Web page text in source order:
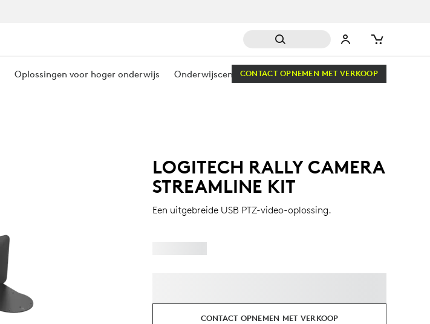
Oplossingen voor hoger onderwijs OnderwijscentrumCONTACT OPNEMEN MET VERKOOP
LOGITECH RALLY CAMERA
STREAMLINE KIT
Een uitgebreide USB PTZ-video-oplossing.
CONTACT OPNEMEN MET VERKOOP